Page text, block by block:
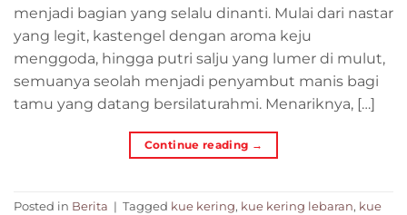
menjadi bagian yang selalu dinanti. Mulai dari nastar
yang legit, kastengel dengan aroma keju
menggoda, hingga putri salju yang lumer di mulut,
semuanya seolah menjadi penyambut manis bagi
tamu yang datang bersilaturahmi. Menariknya, […]
Continue reading →
Posted in Berita | Tagged kue kering, kue kering lebaran, kue